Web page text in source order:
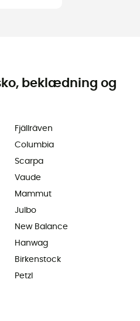
beklædning og
Fjällräven
Columbia
Scarpa
Vaude
Mammut
Julbo
New Balance
Hanwag
Birkenstock
Petzl